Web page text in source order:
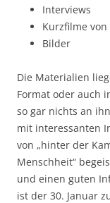
Interviews
Kurzfilme von
Bilder
Die Materialien
Format oder auch
so gar nichts an
mit interessanten
von „hinter der
Menschheit“
und einen guten
ist der 30. Januar